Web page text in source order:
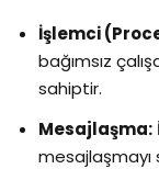
İşlemci
bağımsız
sahiptir.
Mesajlaşma: